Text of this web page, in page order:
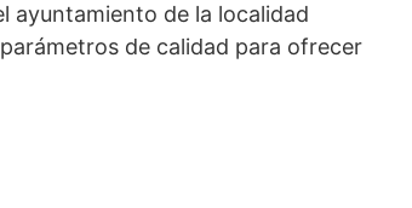
ayuntamiento de la localidad
de calidad para ofrecer